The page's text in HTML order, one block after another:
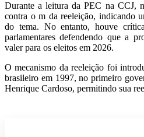
Durante a leitura da PEC na CCJ,
contra o m da reeleição, indicando
do tema. No entanto, houve
parlamentares defendendo que a
valer para os eleitos em 2026.
O mecanismo da reeleição foi
brasileiro em 1997, no primeiro
Henrique Cardoso, permitindo sua